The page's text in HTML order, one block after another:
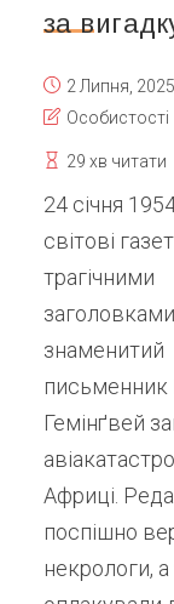
за
2 Липня, 2025
Особистості
29 хв читати
24 січня
світові
трагічними
знаменитий
письменник
Гемінґвей
Африці.
поспішно
некрологи, а